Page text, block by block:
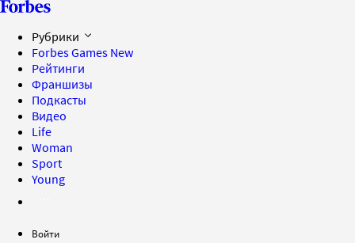
Рубрики
Forbes Games New
Рейтинги
Франшизы
Подкасты
Видео
Life
Woman
Sport
Young
Войти